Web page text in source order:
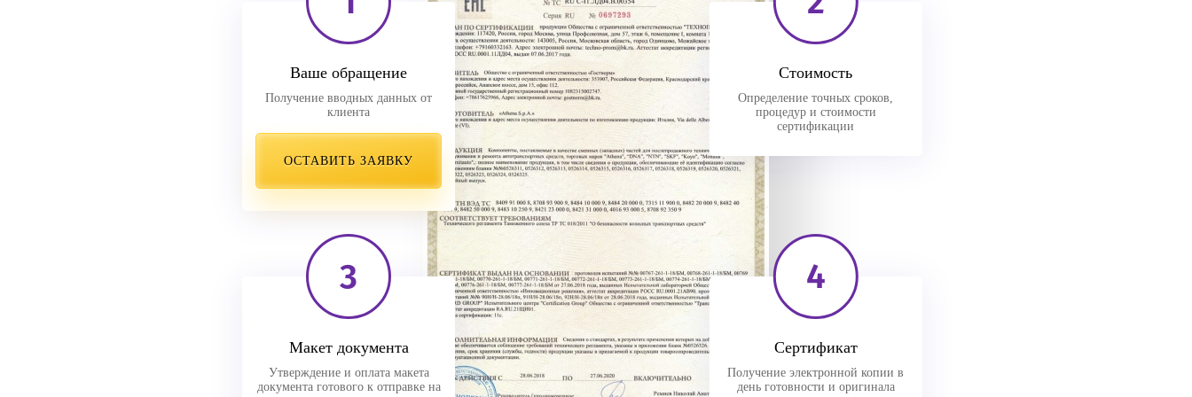
Ваше обращение
Получение вводных данных от
клиента
ОСТАВИТЬ ЗАЯВКУ
Стоимость
Определение точных сроков,
процедур и стоимости
сертификации
3
Макет документа
Утверждение и оплата макета
документа готового к отправке на
4
Сертификат
Получение электронной копии в
день готовности и оригинала